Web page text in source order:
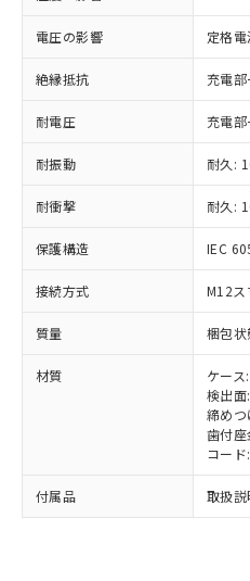
電圧の影響 定格
絶縁抵抗 充電
耐電圧 充電
耐振動 耐久:
耐衝撃 耐久:
保護構造 IEC
接続方式 M12
質量 梱包
材質
ケー
検出
締め
歯付
コー
付属品 取扱
ことをご了承く
在庫状況および
記載している更
タに基づき作成
準価格とは異な
了承ください。
正式な納期状況
様のお取引先、
ムロン制御機器
ご相談ください
オムロン制御機
販売ネッ
ください。
在庫状況および
事前の承諾なく
示しないようお
マイパーツ機能
ビス）をご利用
メンバーズにご
あります。
お客様が当ウェ
登録された部品
いたものが、含有品と
むを得ず変更すること
*EU RoHS指令（10物質）：
鉛(Pb) 1000ppm以下、 水銀
六価クロム(Cr(Ⅵ))
類(PBB) 1000ppm以下、ポ
(PBDE) 1000ppm以下、フ
ル) (DEHP)(別名：DOP)
ルベンジル（BBP）
（DBP） 1000ppm以下、
適用除外項目は除く。
フタル酸エステル類の４物
図的な使用がないことを確
※2 対応予定月
部品在庫の切り替え
月が前後することがあ
※3 非含有証明書
「－」：未確認です。
い合わせください。
Cr(Ⅵ)(六価クロム) :
ニル類) : 1000ppm、
イソブチル) : 1000ppm、
DEHP(フタル酸ビス(2-エチ
※2 環境保護使用
「ｅ」：有害物質（
準値以下であることを
「10」：通常の使用
質が外部に漏えいし
及ぼさない年数を意
「－」：未確認です。
い合わせください。
当社は、これら
為替および外国
（以下｢規制貨
または国外への
国政府の輸出許
可)を取得する
とります。
当社は規制貨物
全に破砕するな
いよう必要な手
当社は貴社製品
武器並びにこれ
使用いたしませ
当社は、貴社製
場合は、上記1
該第三者に通知
販売先および販
法に輸出するお
り引きをいたし
一定数以上
一定数には
在庫なし(
いては、お
たはお客様
機器販売店
認ください)
受注生産機
情報を公開